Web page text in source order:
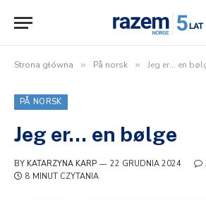
Strona główna » På norsk » Jeg er… en
PÅ NORSK
Jeg er… en bølge
BY KATARZYNA KARP 22 GRUDNIA 2024
8 MINUT CZYTANIA